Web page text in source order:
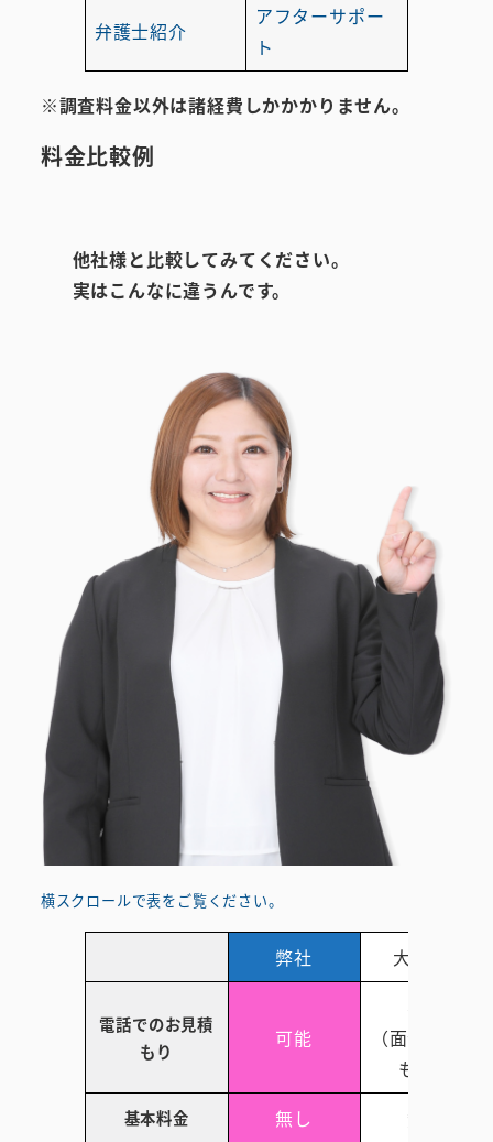
弁護士紹介
アフターサポー
ト
※調査料金以外は諸経費しかかかりません。
料金比較例
他社様と比較してみてください。
実はこんなに違うんです。
横スクロールで表をご覧ください。
弊社 大手A社
電話でのお見積
もり
可能
（面会後見積
もり）
基本料金 無し